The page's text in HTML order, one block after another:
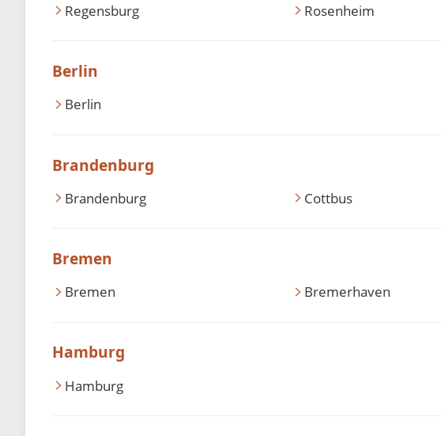
Regensburg
Rosenheim
Berlin
Berlin
Brandenburg
Brandenburg Cottbus
Bremen
Bremen Bremerhaven
Hamburg
Hamburg